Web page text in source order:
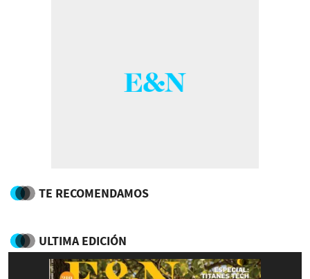
TE RECOMENDAMOS
ULTIMA EDICIÓN